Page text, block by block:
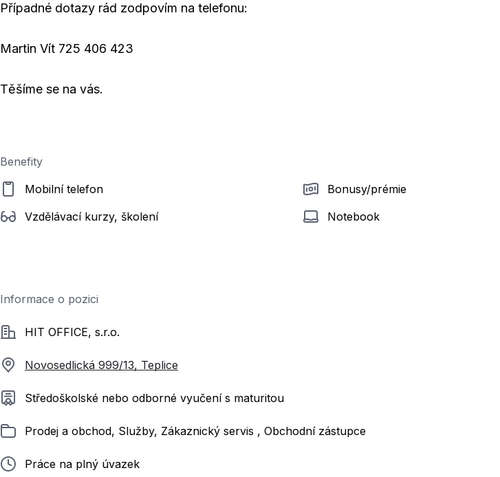
Případné dotazy rád zodpovím na telefonu:
Martin Vít 725 406 423
Těšíme se na vás.
Benefity
Mobilní telefon
Vzdělávací kurzy, školení
Bonusy/prémie
Notebook
Informace o pozici
SpolečnostHIT OFFICE, s.r.o.
Novosedlická 999/13, Teplice
Požadované vzdělání
Středoškolské nebo odborné vyučení s maturitou
ZařazenoProdej a obchod, Služby, Zákaznický servis , Obchodní zástupce
Typ pracovního poměru
Práce na plný úvazek